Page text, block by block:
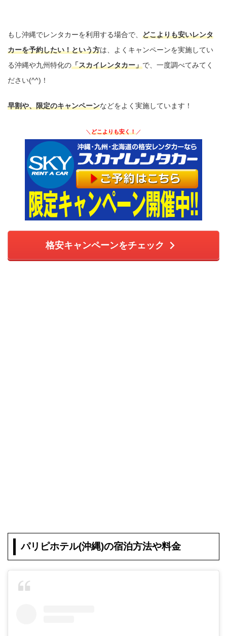
もし沖縄でレンタカーを利用する場合で、 どこよりも安いレンタ
カーを予約したい！という方は、よくキャンペーンを実施してい
る沖縄や九州特化の「スカイレンタカー」で、一度調べてみてく
ださい(^^)！
早割や、限定のキャンペーンなどをよく実施しています！
＼ どこよりも安く！／
格安キャンペーンをチェック
パリピホテル(沖縄)の宿泊方法や料金